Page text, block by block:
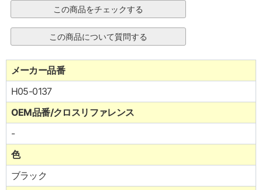
メーカー品番
H05-0137
OEM品番/クロスリファレンス
-
色
ブラック